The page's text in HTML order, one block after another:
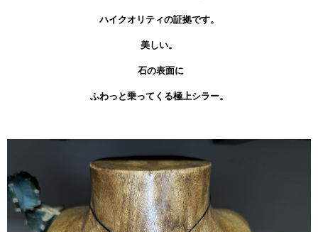
ハイクオリティの証拠です。
美しい。
石の表面に
ふわっと乗ってくる極上シラー。